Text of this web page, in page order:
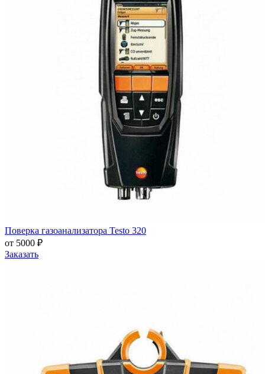
Поверка газоанализатора Testo 320
от 5000 ₽
Заказать